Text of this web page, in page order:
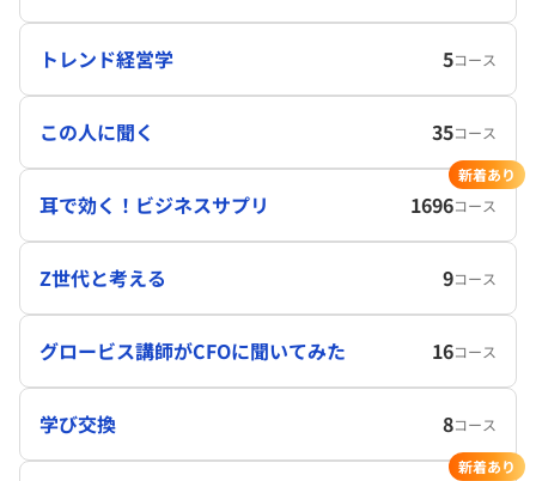
トレンド経営学 5コース
この人に聞く 35コース
耳で効く！ビジネスサプリ 1696コース
新着あり
Z世代と考える 9コース
グロービス講師がCFOに聞いてみた 16コース
学び交換 8コース
新着あり